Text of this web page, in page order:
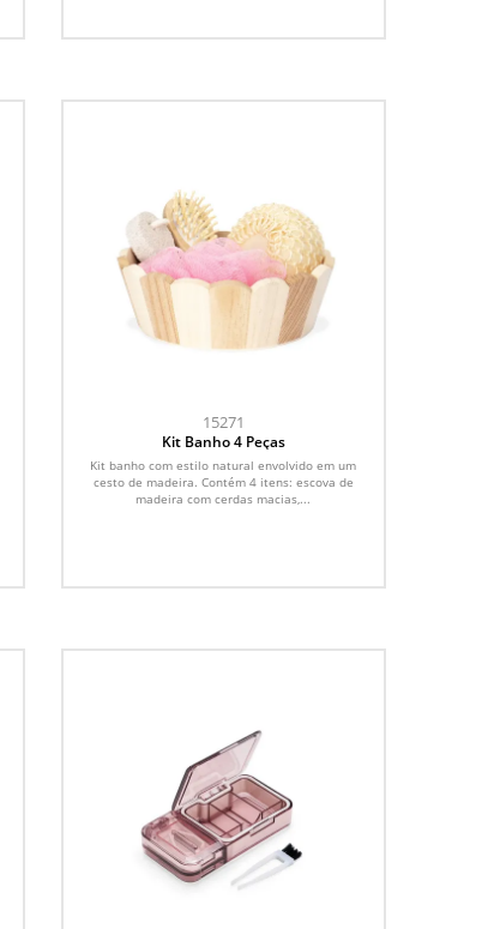
15271
Kit Banho 4 Peças
Kit banho com estilo natural envolvido em um
cesto de madeira. Contém 4 itens: escova de
madeira com cerdas macias,...